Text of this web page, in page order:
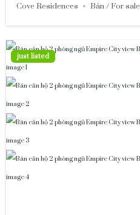
Cove Residences Bán / For sale
just listed